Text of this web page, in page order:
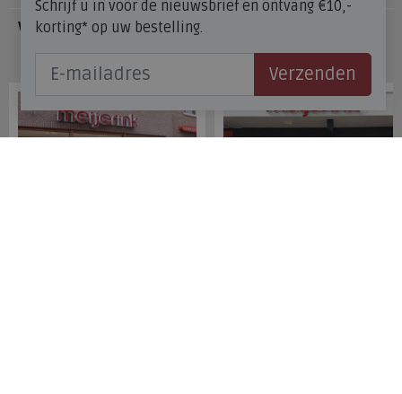
Veelgestelde vragen
Schrijf u in voor de nieuwsbrief en ontvang €10,-
korting* op uw bestelling.
Verzenden